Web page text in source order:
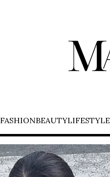
FASHIONBEAUTYLIFESTYLE